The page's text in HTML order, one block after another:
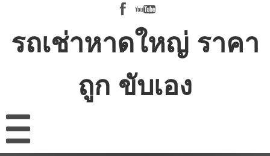
รถเช่าหาดใหญ่ ราคา
ถูก ขับเอง